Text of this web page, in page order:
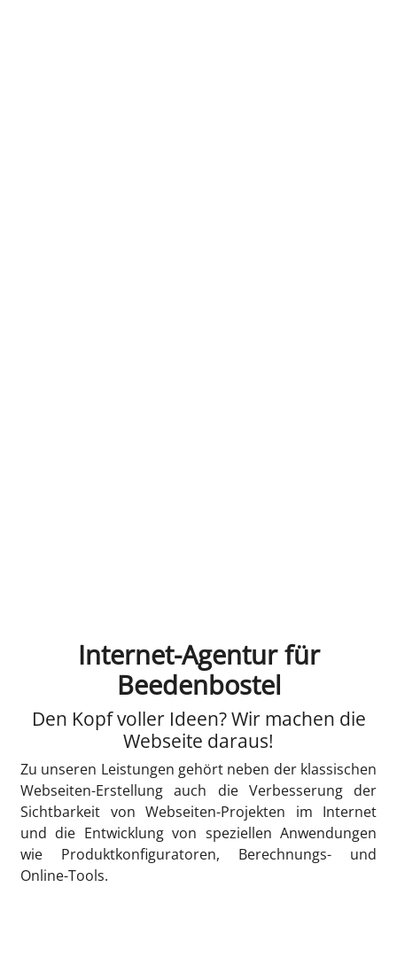
Internet-Agentur für
Beedenbostel
Den Kopf voller Ideen? Wir machen die
Webseite daraus!
Zu unseren Leistungen gehört neben der klassischen
Webseiten-Erstellung auch die Verbesserung der
Sichtbarkeit von Webseiten-Projekten im Internet
und die Entwicklung von speziellen Anwendungen
wie Produktkonfiguratoren, Berechnungs- und
Online-Tools.